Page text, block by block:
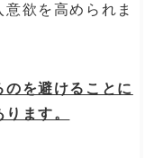
欲を高められま
のを避けることに
ます。